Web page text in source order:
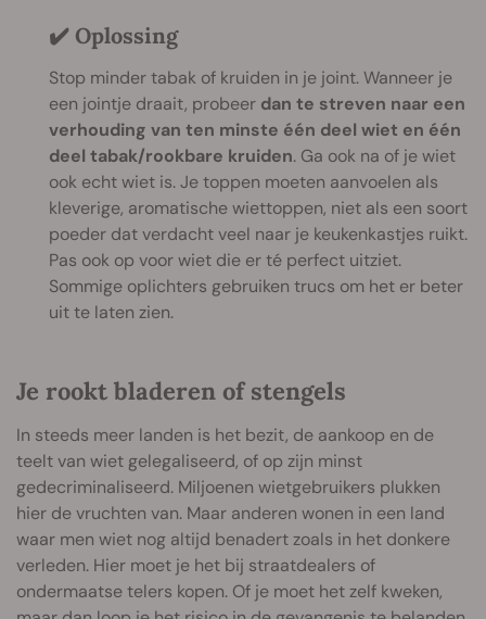
✔️ Oplossing
Stop minder tabak of kruiden in je joint. Wanneer je
een jointje draait, probeer dan te streven naar een
verhouding van ten minste één deel wiet en één
deel tabak/rookbare kruiden. Ga ook na of je wiet
ook echt wiet is. Je toppen moeten aanvoelen als
kleverige, aromatische wiettoppen, niet als een soort
poeder dat verdacht veel naar je keukenkastjes ruikt.
Pas ook op voor wiet die er té perfect uitziet.
Sommige oplichters gebruiken trucs om het er beter
uit te laten zien.
Je rookt bladeren of stengels
In steeds meer landen is het bezit, de aankoop en de
teelt van wiet gelegaliseerd, of op zijn minst
gedecriminaliseerd. Miljoenen wietgebruikers plukken
hier de vruchten van. Maar anderen wonen in een land
waar men wiet nog altijd benadert zoals in het donkere
verleden. Hier moet je het bij straatdealers of
ondermaatse telers kopen. Of je moet het zelf kweken,